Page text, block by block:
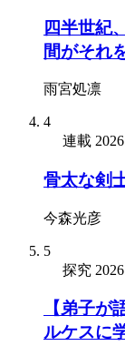
四半世紀
間がそれ
雨宮処凛
4
連載
骨太な剣
今森光彦
5
探究
【弟子が
ルケスに